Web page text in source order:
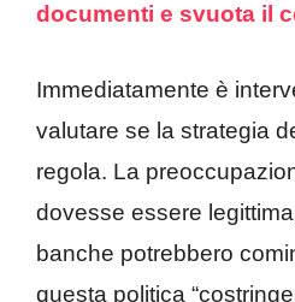
documenti e svuota il
Immediatamente è
valutare se la strategia
regola. La
dovesse essere
banche potrebbero
questa politica